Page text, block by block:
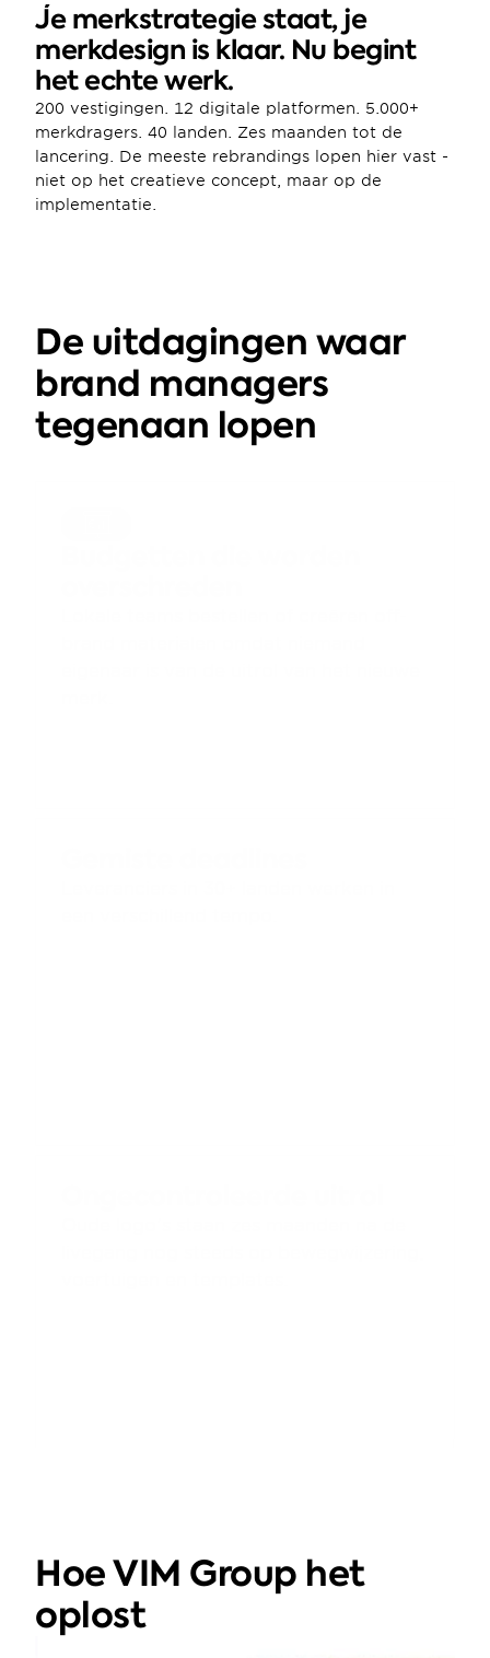
Je merkstrategie staat, je
merkdesign is klaar. Nu begint
het echte werk.
200 vestigingen. 12 digitale platformen. 5.000+
merkdragers. 40 landen. Zes maanden tot de
lancering. De meeste rebrandings lopen hier vast -
niet op het creatieve concept, maar op de
implementatie.
De uitdagingen waar
brand managers
tegenaan lopen
Hoe VIM Group het
oplost